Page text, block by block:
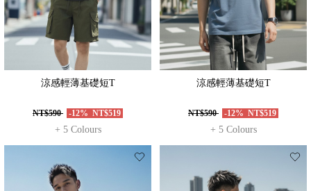
涼感輕薄基礎短T
NT$590 -12% NT$519
+ 5 Colours
涼感輕薄基礎短T
NT$590 -12% NT$519
+ 5 Colours